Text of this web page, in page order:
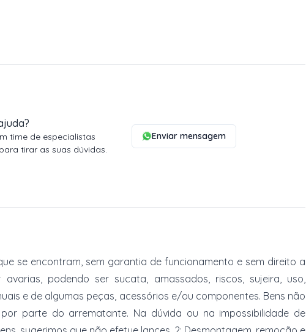
time de especialistas
tirar as suas dúvidas.
Enviar mensagem
se encontram, sem garantia de funcionamento e sem direito a
podendo ser sucata, amassados, riscos, sujeira, uso,
e de algumas peças, acessórios e/ou componentes. Bens não
parte do arrematante. Na dúvida ou na impossibilidade de